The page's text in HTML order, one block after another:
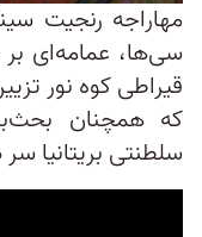
مهاراجه رنجیت
قیراطی کوه نور
که همچنان
سلطنتی بریتانیا سر